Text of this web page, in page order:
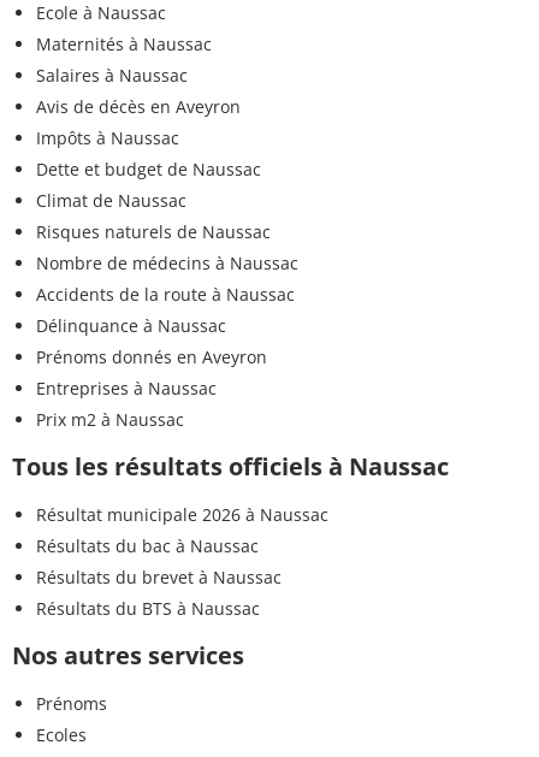
Ecole à Naussac
Maternités à Naussac
Salaires à Naussac
Avis de décès en Aveyron
Impôts à Naussac
Dette et budget de Naussac
Climat de Naussac
Risques naturels de Naussac
Nombre de médecins à Naussac
Accidents de la route à Naussac
Délinquance à Naussac
Prénoms donnés en Aveyron
Entreprises à Naussac
Prix m2 à Naussac
Tous les résultats officiels à Naussac
Résultat municipale 2026 à Naussac
Résultats du bac à Naussac
Résultats du brevet à Naussac
Résultats du BTS à Naussac
Nos autres services
Prénoms
Ecoles